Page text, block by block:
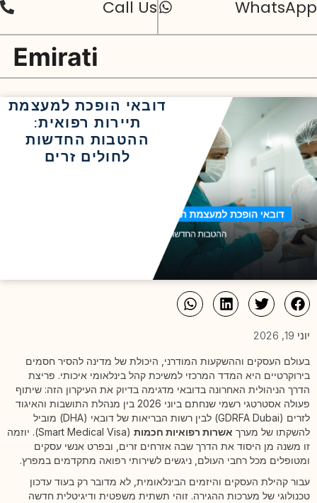
WhatsApp
Call Us
דובאי הופכת למעצמת
תיירות רפואית:
ההטבות החדשות
לחולים זרים
יוני 19, 2026
בעולם העסקים וההשקעות המודרני, היכולת של מדינה להסיר חסמים
בירוקרטיים היא המדד המרכזי למשיכת קהל בינלאומי איכותי. פריצת
הדרך הניהולית האחרונה בדובאי מדגימה בדיוק את העיקרון הזה: שיתוף
פעולה אסטרטגי רשמי שנחתם ביוני 2026 בין מנהלת התושבות והאיגוד
לזרים (GDRFA Dubai) לבין רשות הבריאות של דובאי (DHA) מוביל
להשקתו של מערך אשרות רפואיות חכמות
(Smart Medical Visa). יוזמה
זו משנה מן היסוד את הדרך שבה אזרחים זרים, ובפרט אנשי עסקים
ומטופלים מכל רחבי העולם, ניגשים לשירותי רפואה מתקדמים במפרץ.
עבור קהילת העסקים והיזמים הבינלאומית, לא מדובר רק בעוד עדכון
טכנולוגי של מערכות ההגירה. זוהי תשתית משפטית ודיגיטלית חדשה